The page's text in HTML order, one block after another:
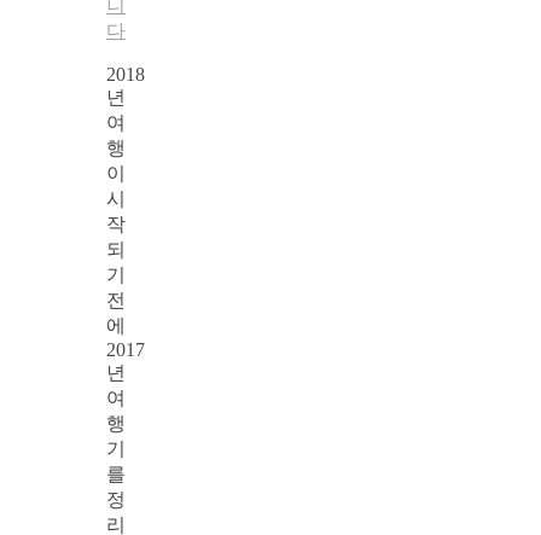
니
다
2018
년
여
행
이
시
작
되
기
전
에
2017
년
여
행
기
를
정
리